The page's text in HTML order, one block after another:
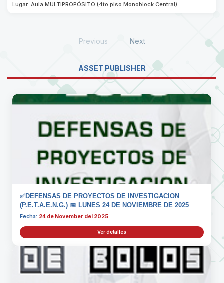
Lugar: Aula MULTIPROPÓSITO (4to piso Monoblock Central)
Previous Next
ASSET PUBLISHER
✅DEFENSAS DE PROYECTOS DE INVESTIGACION
(P.E.T.A.E.N.G.) 📅 LUNES 24 DE NOVIEMBRE DE 2025
Fecha: 24 de November del 2025
Ver detalles